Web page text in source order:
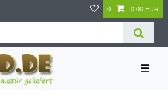
0 0,00 EUR
☰